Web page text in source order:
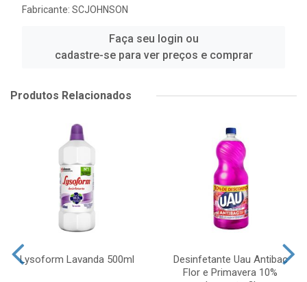
Fabricante: SCJOHNSON
Faça seu login ou
cadastre-se para ver preços e comprar
Produtos Relacionados
Lysoform Lavanda 500ml
Desinfetante Uau Antibac
Flor e Primavera 10%